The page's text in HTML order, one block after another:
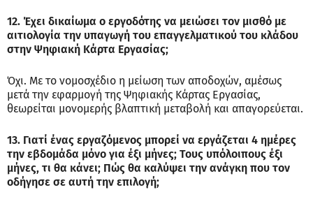
12. Έχει δικαίωμα ο εργοδότης να μειώσει τον μισθό με
αιτιολογία την υπαγωγή του επαγγελματικού του κλάδου
στην Ψηφιακή Κάρτα Εργασίας;
Όχι. Με το νομοσχέδιο η μείωση των αποδοχών, αμέσως
μετά την εφαρμογή της Ψηφιακής Κάρτας Εργασίας,
θεωρείται μονομερής βλαπτική μεταβολή και απαγορεύεται.
13. Γιατί ένας εργαζόμενος μπορεί να εργάζεται 4 ημέρες
την εβδομάδα μόνο για έξι μήνες; Τους υπόλοιπους έξι
μήνες, τι θα κάνει; Πώς θα καλύψει την ανάγκη που τον
οδήγησε σε αυτή την επιλογή;